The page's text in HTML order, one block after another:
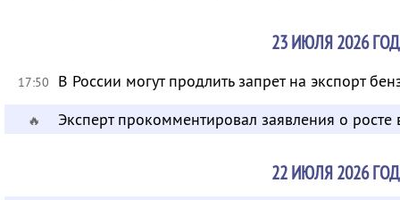
23 ИЮЛЯ 2026
17:50 В России могут продлить запрет на экспорт
🔥 Эксперт прокомментировал заявления о
22 ИЮЛЯ 2026